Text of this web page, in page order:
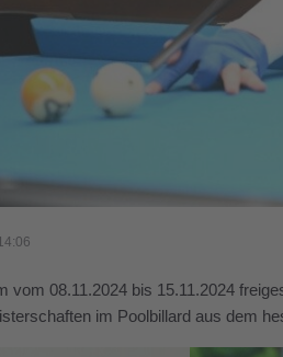
vom 08.11.2024 bis 15.11.2024
im Poolbillard aus dem